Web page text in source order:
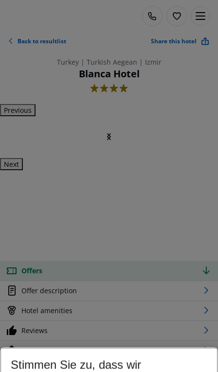
Back to resultlist Share this hotel
Turkey | Turkish Aegean | Izmir
Blanca Hotel
4
Previous
Next
Offers
Offer description
Hotel amenities
Reviews
Location
Stimmen Sie zu, dass wir